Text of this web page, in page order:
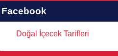
Facebook
Doğal İçecek Tarifleri